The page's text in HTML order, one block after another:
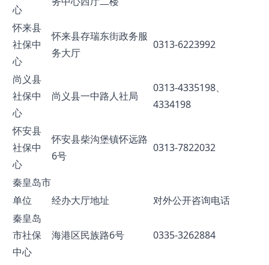
心
怀来县
社保中
心
怀来县存瑞东街政务服
务大厅
0313-6223992
尚义县
社保中
心
尚义县一中路人社局
0313-4335198、
4334198
怀安县
社保中
心
怀安县柴沟堡镇怀远路
6号
0313-7822032
秦皇岛市
单位
经办大厅地址
对外公开咨询电话
秦皇岛
市社保
中心
海港区民族路6号 0335-3262884